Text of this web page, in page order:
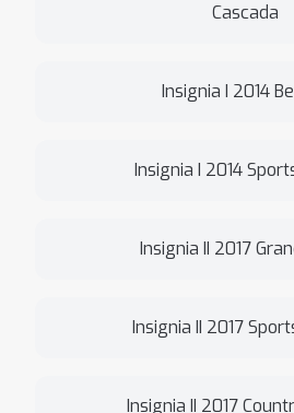
Cascada
Insignia I 2014
Insignia I 2014
Insignia II 2017
Insignia II 2017
Insignia II 2017